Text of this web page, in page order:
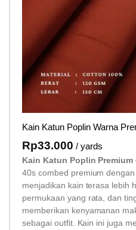
Kain Katun Poplin Warna
Rp33.000 / yards
Kain Katun Poplin Premium
40s combed premium
menjadikan kain terasa lebih
permukaan yang rata, dan
memberikan kenyamanan
sebagai outfit. Kain ini juga